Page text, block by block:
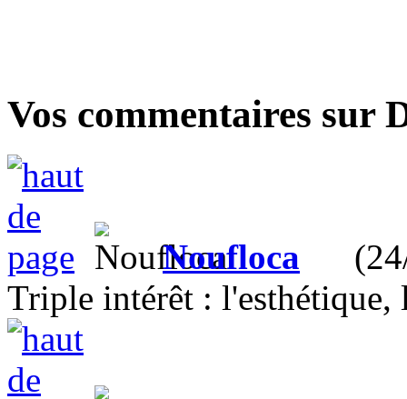
Vos commentaires sur
Noufloca (24/
Triple intérêt :